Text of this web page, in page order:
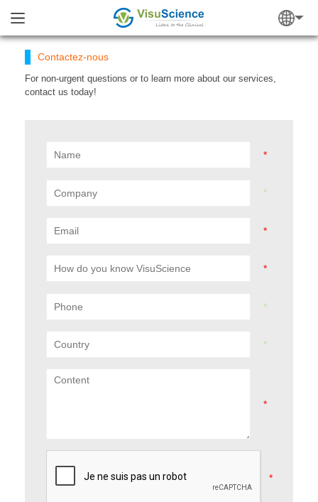
Contactez-nous
For non-urgent questions or to learn more about our services,
contact us today!